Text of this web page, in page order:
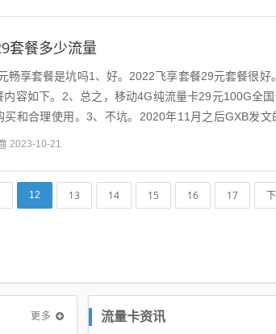
套餐多少流量
畅享套餐是坑吗1、好。2022飞享套餐29元套餐很好
内容如下。2、总之，移动4G纯流量卡29元100G全国
买和合理使用。3、不坑。2020年11月之后GXB发文
移动都是...
2023-10-21
12 13 14 15 16 17
更多 流量卡资讯